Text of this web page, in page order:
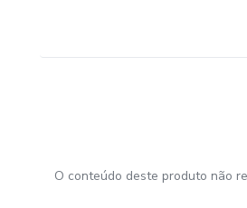
O conteúdo deste produto não